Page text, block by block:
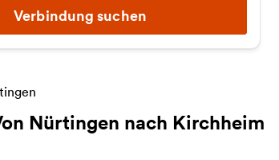
Verbindung suchen
Nürtingen nach Kirchheim
zu Radtour - Von Nürtingen